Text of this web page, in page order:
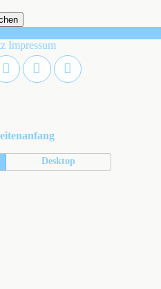
Impressum
Desktop